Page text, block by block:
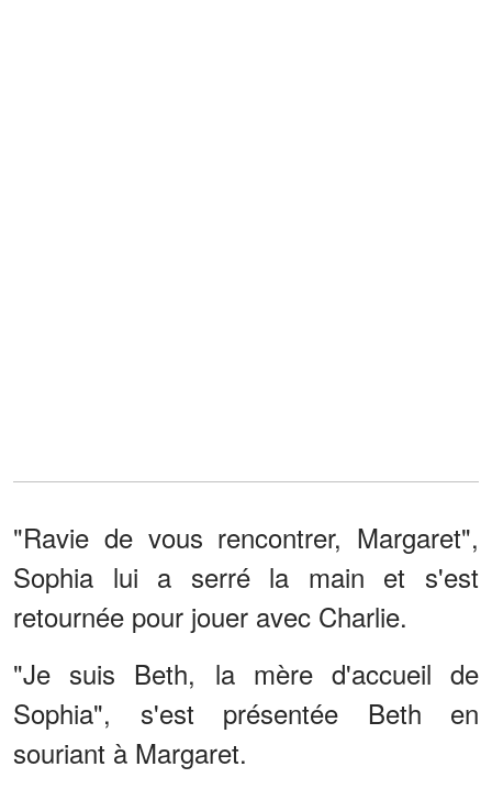
"Ravie de vous rencontrer, Margaret",
Sophia lui a serré la main et s'est
retournée pour jouer avec Charlie.
"Je suis Beth, la mère d'accueil de
Sophia", s'est présentée Beth en
souriant à Margaret.